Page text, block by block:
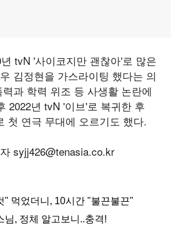
tvN '사이코지만 괜찮아'로 많은
김정현을 가스라이팅 했다는 의
과 학력 위조 등 사생활 논란에
2022년 tvN '이브'로 복귀한 후
첫 연극 무대에 오르기도 했다.
syjj426@tenasia.co.kr